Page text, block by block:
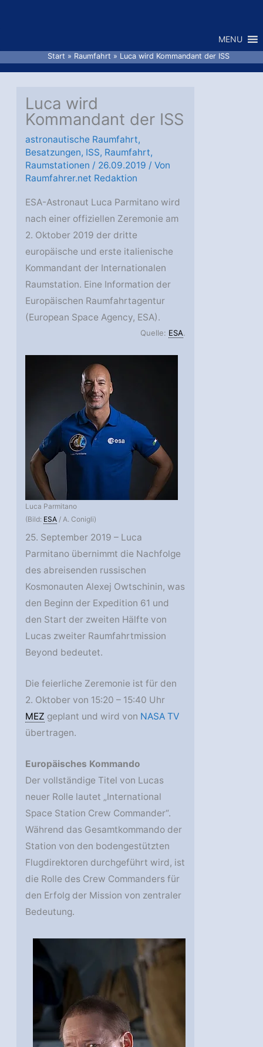
MENU
Start Raumfahrt Luca wird Kommandant der ISS
Luca wird
Kommandant der ISS
astronautische Raumfahrt,
Besatzungen, ISS, Raumfahrt,
Raumstationen / 26.09.2019 / Von
Raumfahrer.net Redaktion
ESA-Astronaut Luca Parmitano wird
nach einer offiziellen Zeremonie am
2. Oktober 2019 der dritte
europäische und erste italienische
Kommandant der Internationalen
Raumstation. Eine Information der
Europäischen Raumfahrtagentur
(European Space Agency, ESA).
Quelle: ESA.
Luca Parmitano
(Bild: ESA / A. Conigli)
25. September 2019 – Luca
Parmitano übernimmt die Nachfolge
des abreisenden russischen
Kosmonauten Alexej Owtschinin, was
den Beginn der Expedition 61 und
den Start der zweiten Hälfte von
Lucas zweiter Raumfahrtmission
Beyond bedeutet.
Die feierliche Zeremonie ist für den
2. Oktober von 15:20 – 15:40 Uhr
MEZ geplant und wird von NASA TV
übertragen.
Europäisches Kommando
Der vollständige Titel von Lucas
neuer Rolle lautet „International
Space Station Crew Commander“.
Während das Gesamtkommando der
Station von den bodengestützten
Flugdirektoren durchgeführt wird, ist
die Rolle des Crew Commanders für
den Erfolg der Mission von zentraler
Bedeutung.